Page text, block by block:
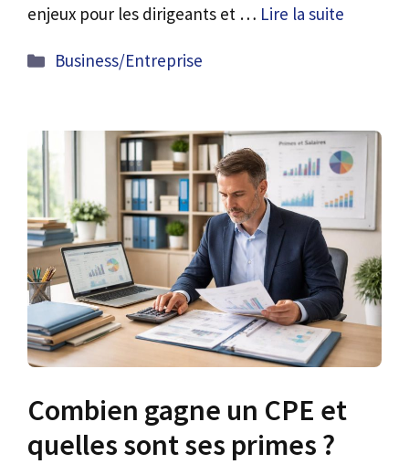
enjeux pour les dirigeants et … Lire la suite
Catégories
Business/Entreprise
Combien gagne un CPE et
quelles sont ses primes ?